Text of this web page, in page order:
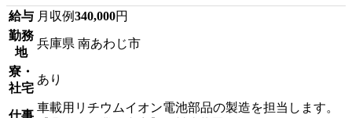
給与 月収例340,000円
勤務
地
兵庫県 南あわじ市
寮・
社宅
あり
車載用リチウムイオン電池部品の製造を担当します。